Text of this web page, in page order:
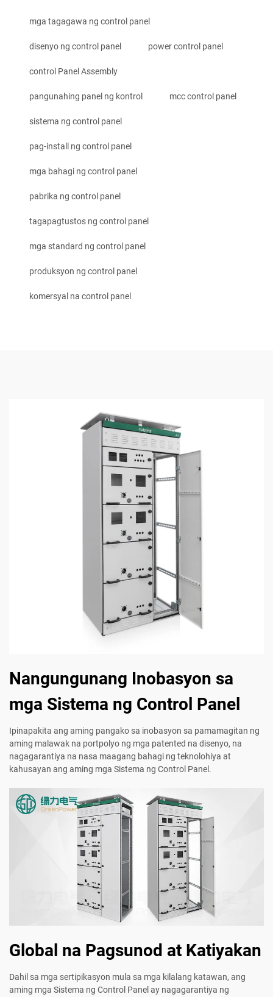
mga tagagawa ng control panel
disenyo ng control panel power control panel
control Panel Assembly
pangunahing panel ng kontrol mcc control panel
sistema ng control panel
pag-install ng control panel
mga bahagi ng control panel
pabrika ng control panel
tagapagtustos ng control panel
mga standard ng control panel
produksyon ng control panel
komersyal na control panel
Nangungunang Inobasyon sa
mga Sistema ng Control Panel
Ipinapakita ang aming pangako sa inobasyon sa pamamagitan ng
aming malawak na portpolyo ng mga patented na disenyo, na
nagagarantiya na nasa maagang bahagi ng teknolohiya at
kahusayan ang aming mga Sistema ng Control Panel.
Global na Pagsunod at Katiyakan
Dahil sa mga sertipikasyon mula sa mga kilalang katawan, ang
aming mga Sistema ng Control Panel ay nagagarantiya ng